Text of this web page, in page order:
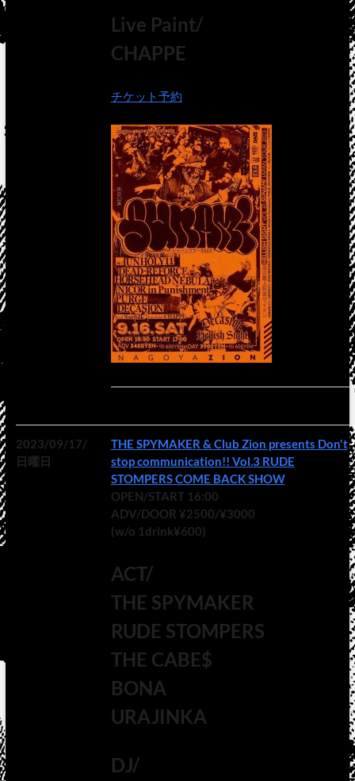
Live Paint/
CHAPPE
チケット予約
2023/09/17/
日曜日
THE SPYMAKER & Club Zion presents Don't
stop communication!! Vol.3 RUDE
STOMPERS COME BACK SHOW
OPEN/START 16:00
ADV/DOOR ¥2500/¥3000
(w/o 1drink¥600)
ACT/
THE SPYMAKER
RUDE STOMPERS
THE CABE$
BONA
URAJINKA
DJ/